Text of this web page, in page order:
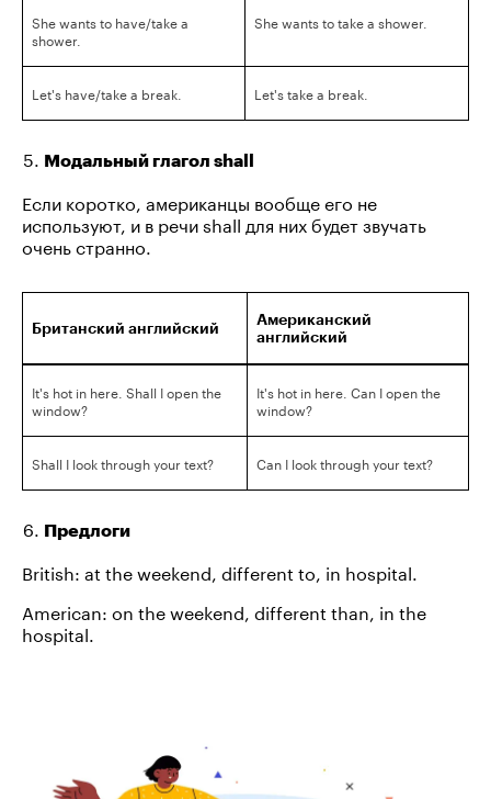
She wants to have/take a
shower.
She wants to take a shower.
Let's have/take a break. Let's take a break.
Модальный глагол shall
Если коротко, американцы вообще его не
используют, и в речи shall для них будет звучать
очень странно.
Британский английский
Американский
английский
It's hot in here. Shall I open the
window?
It's hot in here. Can I open the
window?
Shall I look through your text? Can I look through your text?
Предлоги
British: at the weekend, different to, in hospital.
American: on the weekend, different than, in the
hospital.